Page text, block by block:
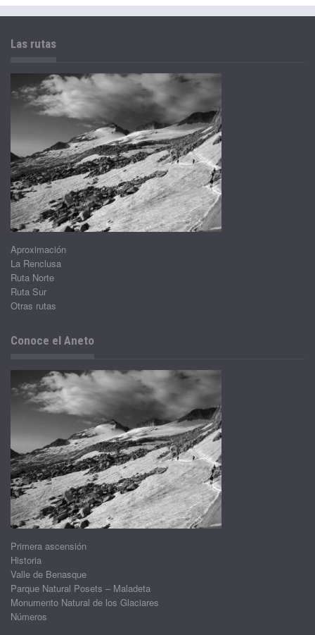
Las rutas
Aproximación
La Renclusa
Ruta Norte
Ruta Sur
Otras rutas
Conoce el Aneto
Primera ascensión
Historia
Valle de Benasque
Parque Natural Posets – Maladeta
Monumento Natural de los Glaciares
Números